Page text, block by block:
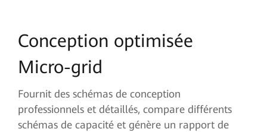
Conception optimisée
Micro-grid
Fournit des schémas de conception
professionnels et détaillés, compare différents
schémas de capacité et génère un rapport de